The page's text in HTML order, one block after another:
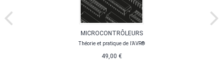
MICROCONTRÔLEURS
Théorie et pratique de l’AVR®
49,00 €